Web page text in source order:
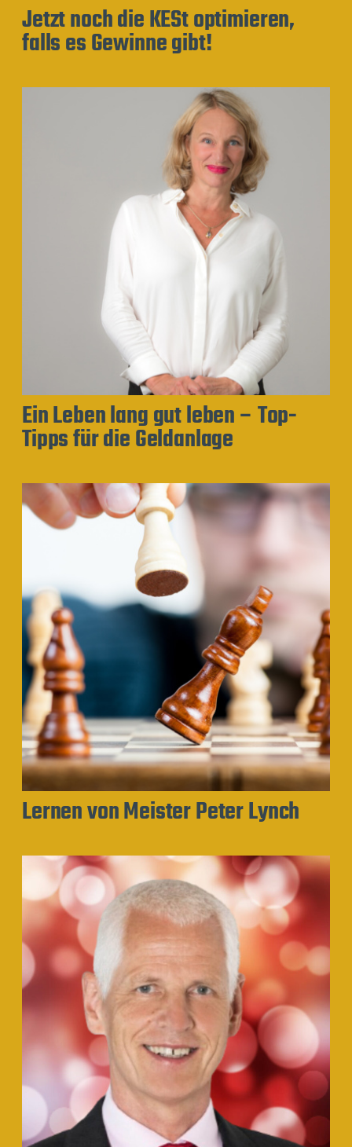
Jetzt noch die KESt optimieren,
falls es Gewinne gibt!
Ein Leben lang gut leben – Top-
Tipps für die Geldanlage
Lernen von Meister Peter Lynch